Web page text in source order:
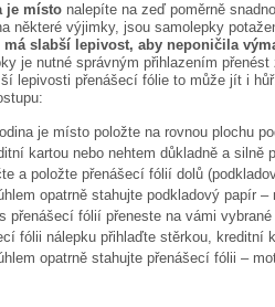
je místo nalepíte na zeď poměrně
některé výjimky, jsou samolepky
má slabší lepivost, aby neponičila
je nutné správným přihlazením
lepivosti přenášecí fólie to může jít i
je místo položte na rovnou plochu
kartou nebo nehtem důkladně a silně
a položte přenášecí fólií dolů
opatrně stahujte podkladový papír
přenášecí fólií přeneste na vámi
fólii nálepku přihlaďte stěrkou, kreditní
opatrně stahujte přenášecí fólii –